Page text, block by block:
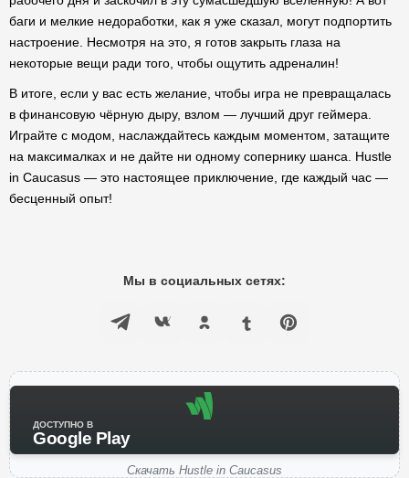
баги и мелкие недоработки, как я уже сказал, могут подпортить
настроение. Несмотря на это, я готов закрыть глаза на
некоторые вещи ради того, чтобы ощутить адреналин!
В итоге, если у вас есть желание, чтобы игра не превращалась
в финансовую чёрную дыру, взлом — лучший друг геймера.
Играйте с модом, наслаждайтесь каждым моментом, затащите
на максималках и не дайте ни одному сопернику шанса. Hustle
in Caucasus — это настоящее приключение, где каждый час —
бесценный опыт!
Мы в социальных сетях:
ДОСТУПНО В
Google Play
Скачать Hustle in Caucasus